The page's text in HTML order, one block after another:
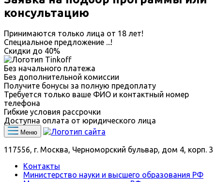
консультацию
Принимаются только лица от 18 лет!
Специальное предложение ...!
Скидки до 40%
Без начального платежа
Без дополнительной комиссии
Получите бонусы за полную предоплату
Требуется только ваше ФИО и контактный номер
телефона
Гибкие условия рассрочки
Доступна оплата от юридического лица
Меню
117556, г. Москва, Черноморский бульвар, дом 4, корп. 3
Контакты
Министерство науки и высшего образования РФ